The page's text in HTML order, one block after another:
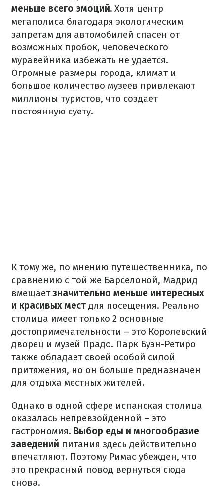
меньше всего эмоций. Хотя центр
мегаполиса благодаря экологическим
запретам для автомобилей спасен от
возможных пробок, человеческого
муравейника избежать не удается.
Огромные размеры города, климат и
большое количество музеев привлекают
миллионы туристов, что создает
постоянную суету.
К тому же, по мнению путешественника, по
сравнению с той же Барселоной, Мадрид
вмещаетзначительно меньше интересных
и красивых мест для посещения. Реально
столица имеет только 2 основные
достопримечательности – это Королевский
дворец и музей Прадо. Парк Буэн-Ретиро
также обладает своей особой силой
притяжения, но он больше предназначен
для отдыха местных жителей.
Однако в одной сфере испанская столица
оказалась непревзойденной – это
гастрономия. Выбор еды и многообразие
заведений питания здесь действительно
впечатляют. Поэтому Римас убежден, что
это прекрасный повод вернуться сюда
снова.